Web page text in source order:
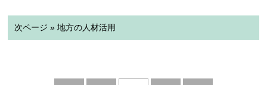
次ページ » 地方の人材活用